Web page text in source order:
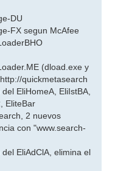
DU
FX segun McAfee
(dload.exe y
quickmetasearch
EliHomeA, EliIstBA,
EliteBar
2 nuevos
con "www.search-
EliAdClA, elimina el